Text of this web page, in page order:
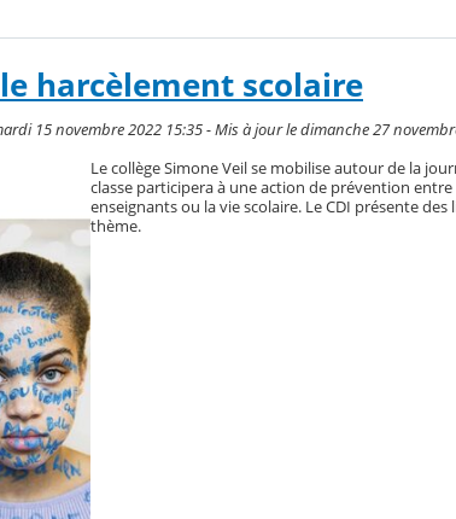
harcèlement scolaire
15 novembre 2022 15:35 - Mis à jour le dimanche 27
Le collège Simone Veil se mobilise autour de la
classe participera à une action de prévention entre
enseignants ou la vie scolaire. Le CDI présente
thème.